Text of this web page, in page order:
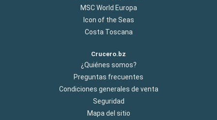
MSC World Europa
Icon of the Seas
Costa Toscana
Crucero.bz
¿Quiénes somos?
Preguntas frecuentes
Condiciones generales de venta
Seguridad
Mapa del sitio